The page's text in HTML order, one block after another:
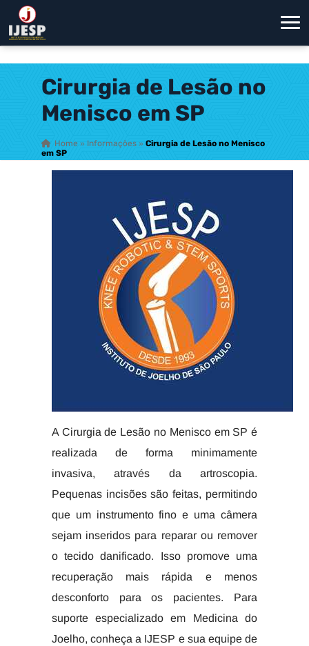
Cirurgia de Lesão no
Menisco em SP
Home » Informações » Cirurgia de Lesão no Menisco
em SP
A Cirurgia de Lesão no Menisco em SP é
realizada de forma minimamente
invasiva, através da artroscopia.
Pequenas incisões são feitas, permitindo
que um instrumento fino e uma câmera
sejam inseridos para reparar ou remover
o tecido danificado. Isso promove uma
recuperação mais rápida e menos
desconforto para os pacientes. Para
suporte especializado em Medicina do
Joelho, conheça a IJESP e sua equipe de